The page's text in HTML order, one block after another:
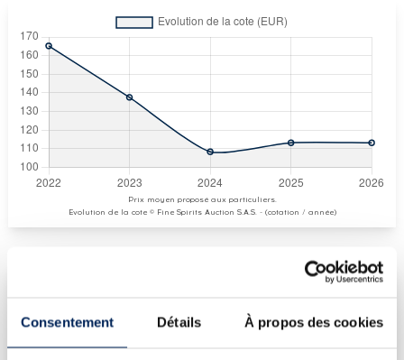
Consentement Détails À propos des cookies
Prix moyen proposé aux particuliers.
Evolution de la cote © Fine Spirits Auction S.A.S. - (cotation / année)